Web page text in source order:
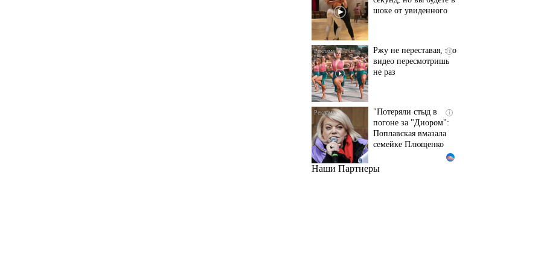
шоке от увиденного
i
Ржу не переставая, это
видео пересмотришь
не раз
i
"Потеряли стыд в
погоне за "Диором":
Поплавская вмазала
семейке Плющенко
Ролик из Омска: вы
Наши Партнеры